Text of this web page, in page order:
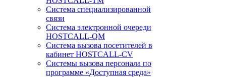
Система специализированной
связи
Система электронной очереди
HOSTCALL-QM
Cистема вызова посетителей в
кабинет HOSTCALL-CV
Системы вызова персонала по
программе «Доступная среда»